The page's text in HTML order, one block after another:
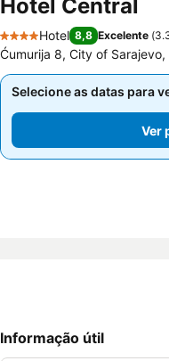
Hotel Central
4 Estrelas
Hotel 8,8 Excelente (
Ćumurija 8, City of
Selecione as datas para
Selecione as datas para
Ver
Informação útil